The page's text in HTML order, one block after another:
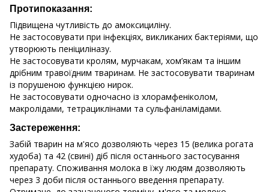
Протипоказання:
Підвищена чутливість до амоксициліну.
Не застосовувати при інфекціях, викликаних бактеріями, що
утворюють пеніциліназу.
Не застосовувати кролям, мурчакам, хом’якам та іншим
дрібним травоїдним тваринам. Не застосовувати тваринам
із порушеною функцією нирок.
Не застосовувати одночасно із хлорамфеніколом,
макролідами, тетрациклінами та сульфаніламідами.
Застереження:
Забій тварин на м'ясо дозволяють через 15 (велика рогата
худоба) та 42 (свині) діб після останнього застосування
препарату. Споживання молока в їжу людям дозволяють
через 3 доби після останнього введення препарату.